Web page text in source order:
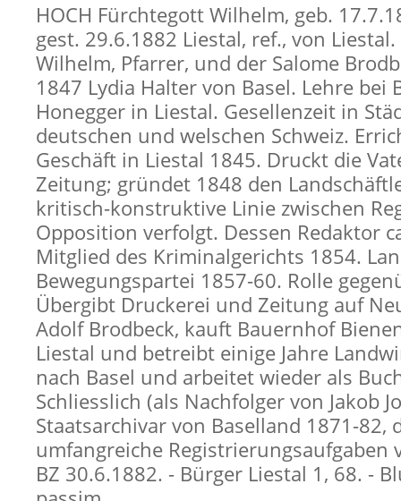
HOCH Fürchtegott Wilhelm, geb.
gest. 29.6.1882 Liestal, ref., von
Wilhelm, Pfarrer, und der Salome
1847 Lydia Halter von Basel. Lehre bei
Honegger in Liestal. Gesellenzeit in
deutschen und welschen Schweiz.
Geschäft in Liestal 1845. Druckt die
Zeitung; gründet 1848 den
kritisch-konstruktive Linie zwischen
Opposition verfolgt. Dessen Redaktor
Mitglied des Kriminalgerichts 1854.
Bewegungspartei 1857-60. Rolle
Übergibt Druckerei und Zeitung auf
Adolf Brodbeck, kauft Bauernhof
Liestal und betreibt einige Jahre
nach Basel und arbeitet wieder als
Schliesslich (als Nachfolger von Jakob
Staatsarchivar von Baselland 1871-82,
umfangreiche Registrierungsaufgaben
BZ 30.6.1882. - Bürger Liestal 1, 68. -